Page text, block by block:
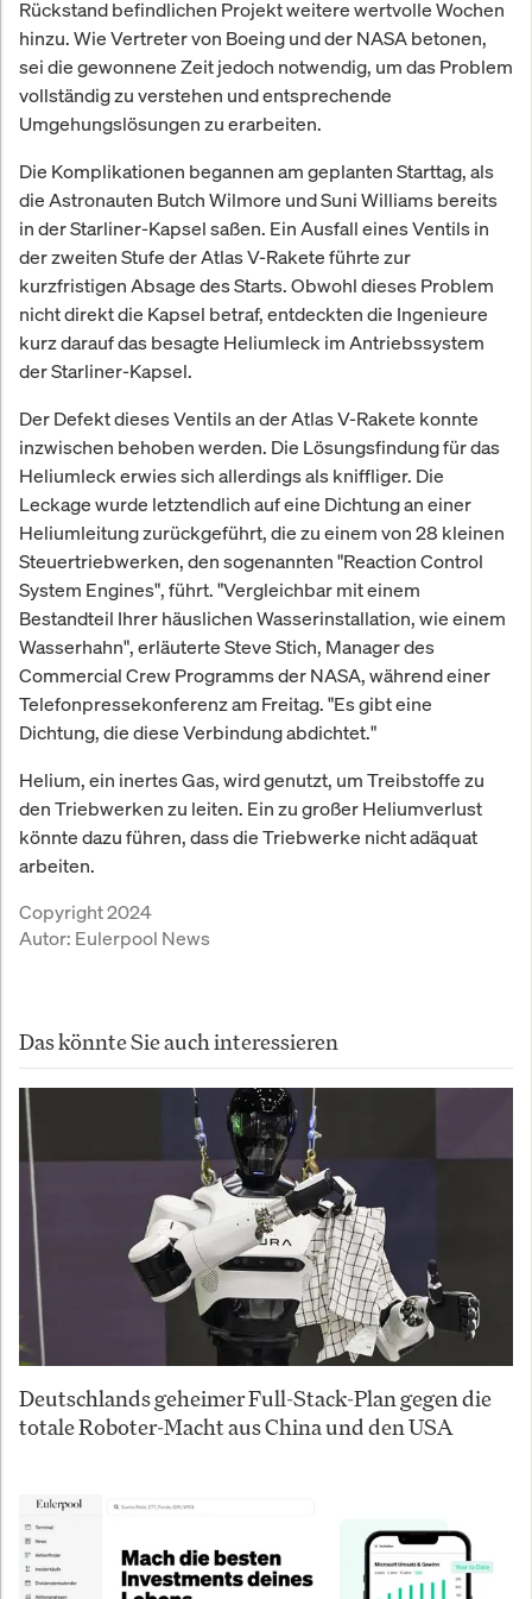
Rückstand befindlichen Projekt weitere wertvolle Wochen
hinzu. Wie Vertreter von Boeing und der NASA betonen,
sei die gewonnene Zeit jedoch notwendig, um das Problem
vollständig zu verstehen und entsprechende
Umgehungslösungen zu erarbeiten.
Die Komplikationen begannen am geplanten Starttag, als
die Astronauten Butch Wilmore und Suni Williams bereits
in der Starliner-Kapsel saßen. Ein Ausfall eines Ventils in
der zweiten Stufe der Atlas V-Rakete führte zur
kurzfristigen Absage des Starts. Obwohl dieses Problem
nicht direkt die Kapsel betraf, entdeckten die Ingenieure
kurz darauf das besagte Heliumleck im Antriebssystem
der Starliner-Kapsel.
Der Defekt dieses Ventils an der Atlas V-Rakete konnte
inzwischen behoben werden. Die Lösungsfindung für das
Heliumleck erwies sich allerdings als kniffliger. Die
Leckage wurde letztendlich auf eine Dichtung an einer
Heliumleitung zurückgeführt, die zu einem von 28 kleinen
Steuertriebwerken, den sogenannten "Reaction Control
System Engines", führt. "Vergleichbar mit einem
Bestandteil Ihrer häuslichen Wasserinstallation, wie einem
Wasserhahn", erläuterte Steve Stich, Manager des
Commercial Crew Programms der NASA, während einer
Telefonpressekonferenz am Freitag. "Es gibt eine
Dichtung, die diese Verbindung abdichtet."
Helium, ein inertes Gas, wird genutzt, um Treibstoffe zu
den Triebwerken zu leiten. Ein zu großer Heliumverlust
könnte dazu führen, dass die Triebwerke nicht adäquat
arbeiten.
Copyright 2024
Autor: Eulerpool News
Das könnte Sie auch interessieren
Deutschlands geheimer Full-Stack-Plan gegen die
totale Roboter-Macht aus China und den USA